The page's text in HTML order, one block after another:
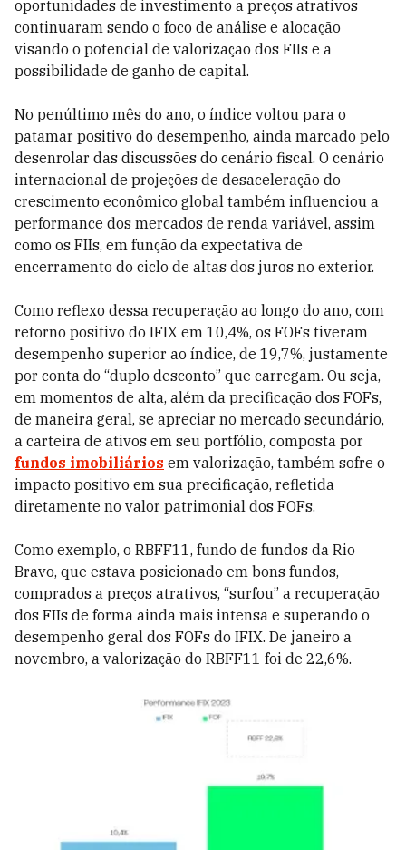
oportunidades de investimento a preços atrativos
continuaram sendo o foco de análise e alocação
visando o potencial de valorização dos FIIs e a
possibilidade de ganho de capital.
No penúltimo mês do ano, o índice voltou para o
patamar positivo do desempenho, ainda marcado pelo
desenrolar das discussões do cenário fiscal. O cenário
internacional de projeções de desaceleração do
crescimento econômico global também influenciou a
performance dos mercados de renda variável, assim
como os FIIs, em função da expectativa de
encerramento do ciclo de altas dos juros no exterior.
Como reflexo dessa recuperação ao longo do ano, com
retorno positivo do IFIX em 10,4%, os FOFs tiveram
desempenho superior ao índice, de 19,7%, justamente
por conta do “duplo desconto” que carregam. Ou seja,
em momentos de alta, além da precificação dos FOFs,
de maneira geral, se apreciar no mercado secundário,
a carteira de ativos em seu portfólio, composta por
fundos imobiliários em valorização, também sofre o
impacto positivo em sua precificação, refletida
diretamente no valor patrimonial dos FOFs.
Como exemplo, o RBFF11, fundo de fundos da Rio
Bravo, que estava posicionado em bons fundos,
comprados a preços atrativos, “surfou” a recuperação
dos FIIs de forma ainda mais intensa e superando o
desempenho geral dos FOFs do IFIX. De janeiro a
novembro, a valorização do RBFF11 foi de 22,6%.